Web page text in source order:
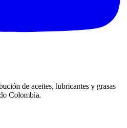
de aceites, lubricantes y grasas
Colombia.